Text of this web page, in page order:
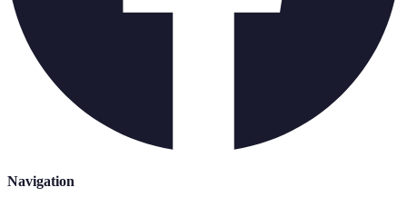
Navigation